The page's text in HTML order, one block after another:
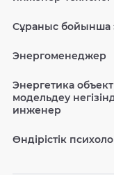
Сұраныс бойынша
Энергоменеджер
Энергетика
модельдеу
инженер
Өндірістік